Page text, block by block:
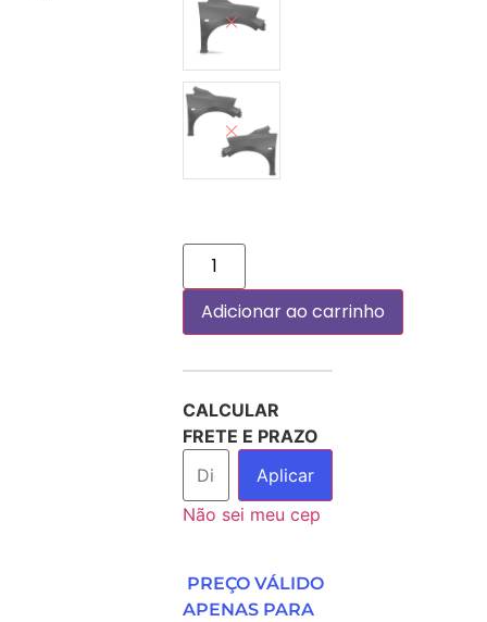
DIREITO (PASSAGEIRO)
PAR
Adicionar ao carrinho
CALCULAR
FRETE E PRAZO
Aplicar
Não sei meu cep
PREÇO VÁLIDO
APENAS PARA